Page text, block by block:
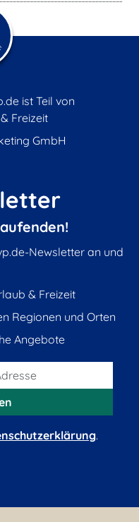
ist Teil von
Freizeit
GmbH
Newsletter an und
& Freizeit
Regionen und Orten
Angebote
.